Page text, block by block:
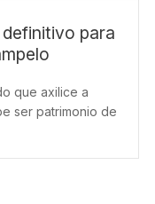
para
que axilice a
ser patrimonio de